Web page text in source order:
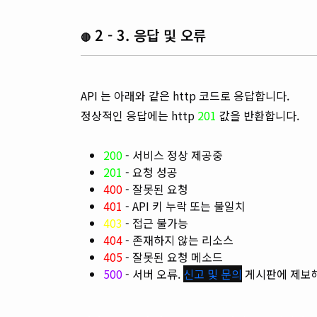
🔴 2 - 3. 응답 및 오류
API 는 아래와 같은 http 코드로 응답합니다.
정상적인 응답에는 http 201 값을 반환합니다.
200- 서비스 정상 제공중
201 - 요청 성공
400- 잘못된 요청
401 - API 키 누락 또는 불일치
403 - 접근 불가능
404- 존재하지 않는 리소스
405- 잘못된 요청 메소드
500- 서버 오류. 신고 및 문의 게시판에 제보